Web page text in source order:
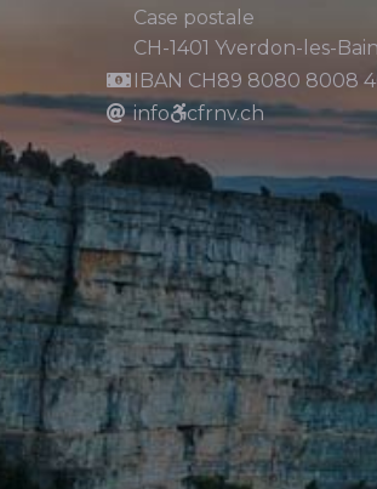
Case postale
CH-1401 Yverdon-les-
IBAN CH89 8080 8008
info
cfrnv.ch